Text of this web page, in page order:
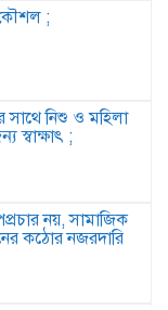
;
নিশু ও মহিলা
স্বাক্ষাৎ ;
নয়, সামাজিক
কঠোর নজরদারি